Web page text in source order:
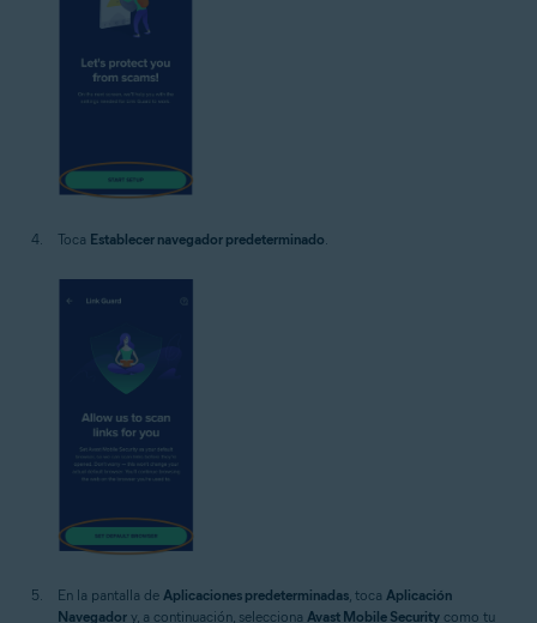
Toca Establecer navegador predeterminado
En la pantalla de Aplicaciones predeterminadas , toca Aplicación
Navegador y, a continuación, selecciona Avast Mobile Security como tu